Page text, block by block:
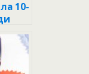
10-
по
::